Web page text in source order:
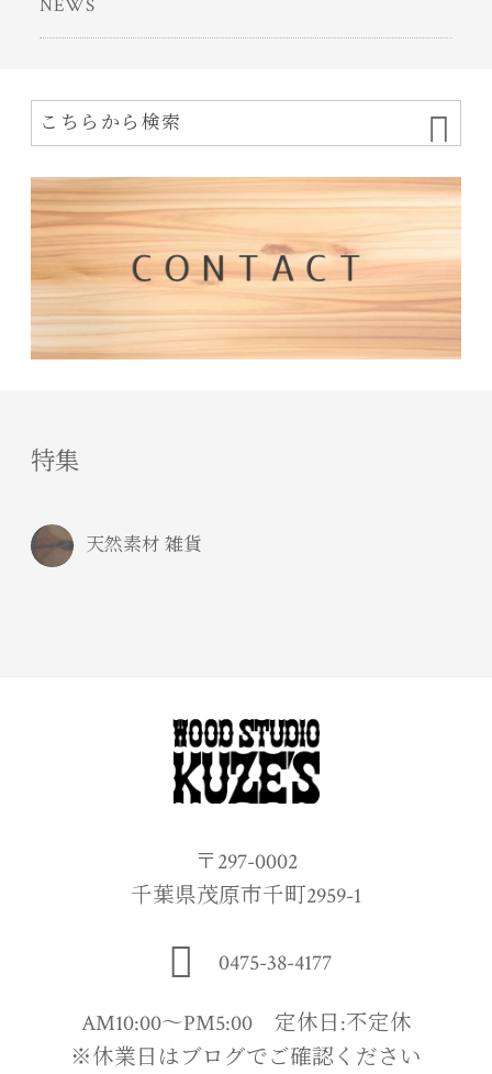
NEWS
特集
天然素材 雑貨
〒297-0002
千葉県茂原市千町2959-1
0475-38-4177
AM10:00〜PM5:00 定休日:不定休
※休業日はブログでご確認ください